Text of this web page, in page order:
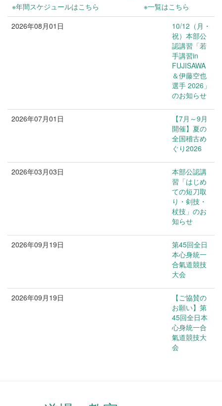
※年間スケジュールはこちら
※一覧はこちら
2026年08月01日
10/12（月・
祝）本部公
認講習「若
手講習in
FUJISAWA
＆伊藤空也
選手 2026」
のお知らせ
2026年07月01日
【7月～9月
開催】夏の
全国稽古め
ぐり2026
2026年03月03日
本部公認講
習「はじめ
ての短刀取
り・剣技・
杖技」のお
知らせ
2026年09月19日
第45回全日
本心身統一
合氣道競技
大会
2026年09月19日
【ご協賛の
お願い】第
45回全日本
心身統一合
氣道競技大
会